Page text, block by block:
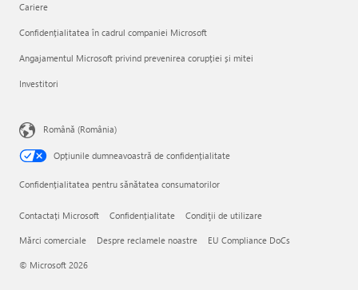
Cariere
Confidențialitatea în cadrul companiei Microsoft
Angajamentul Microsoft privind prevenirea corupției și mitei
Investitori
Română (România)
Opțiunile dumneavoastră de confidențialitate
Confidențialitatea pentru sănătatea consumatorilor
Contactați Microsoft Confidențialitate Condiţii de utilizare
Mărci comerciale Despre reclamele noastre EU Compliance DoCs
© Microsoft 2026